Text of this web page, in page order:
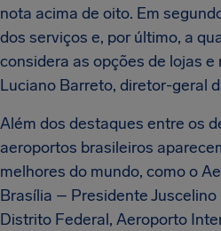
nota acima de oito. Em
dos serviços e, por último, a
considera as opções de lojas e
Luciano Barreto, diretor-geral
Além dos destaques entre os
aeroportos brasileiros
melhores do mundo, como o
Brasília – Presidente Juscelino
Distrito Federal, Aeroporto